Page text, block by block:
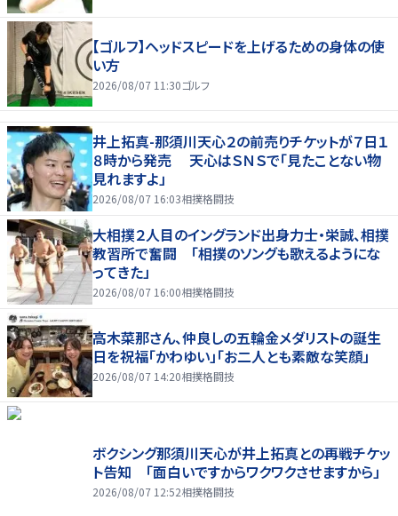
【ゴルフ】ヘッドスピードを上げるための身体の使
い方
2026/08/07 11:30ゴルフ
井上拓真-那須川天心２の前売りチケットが７日１
８時から発売 天心はＳＮＳで「見たことない物
見れますよ」
2026/08/07 16:03相撲格闘技
大相撲２人目のイングランド出身力士・栄誠、相撲
教習所で奮闘 「相撲のソングも歌えるようにな
ってきた」
2026/08/07 16:00相撲格闘技
高木菜那さん、仲良しの五輪金メダリストの誕生
日を祝福「かわゆい」「お二人とも素敵な笑顔」
2026/08/07 14:20相撲格闘技
ボクシング那須川天心が井上拓真との再戦チケッ
ト告知 「面白いですからワクワクさせますから」
2026/08/07 12:52相撲格闘技